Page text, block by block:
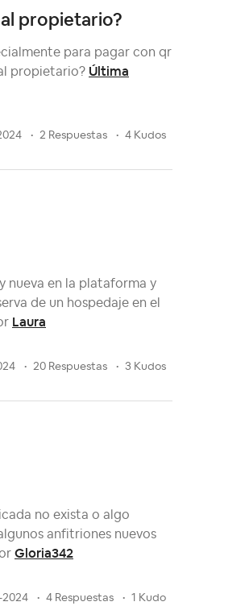
propietario?
para pagar con qr
propietario? Última
2 Respuestas 4 Kudos
nueva en la plataforma y
de un hospedaje en el
Laura
20 Respuestas 3 Kudos
no exista o algo
anfitriones nuevos
Gloria342
2024 4 Respuestas 1 Kudo